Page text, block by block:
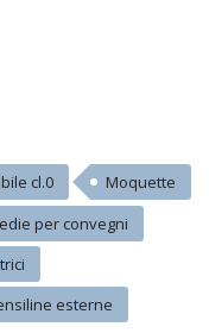
cl.0
Moquette
per convegni
esterne